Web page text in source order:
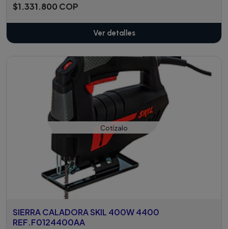
$1.331.800 COP
Ver detalles
Cotízalo
SIERRA CALADORA SKIL 400W 4400
REF.F0124400AA